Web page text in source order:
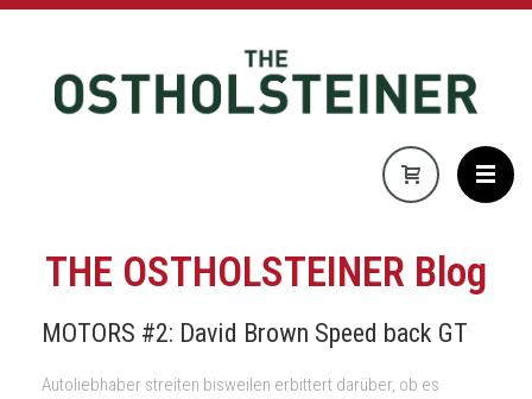
THE OSTHOLSTEINER Blog
MOTORS #2: David Brown Speed back GT
Autoliebhaber streiten bisweilen erbittert darüber, ob es